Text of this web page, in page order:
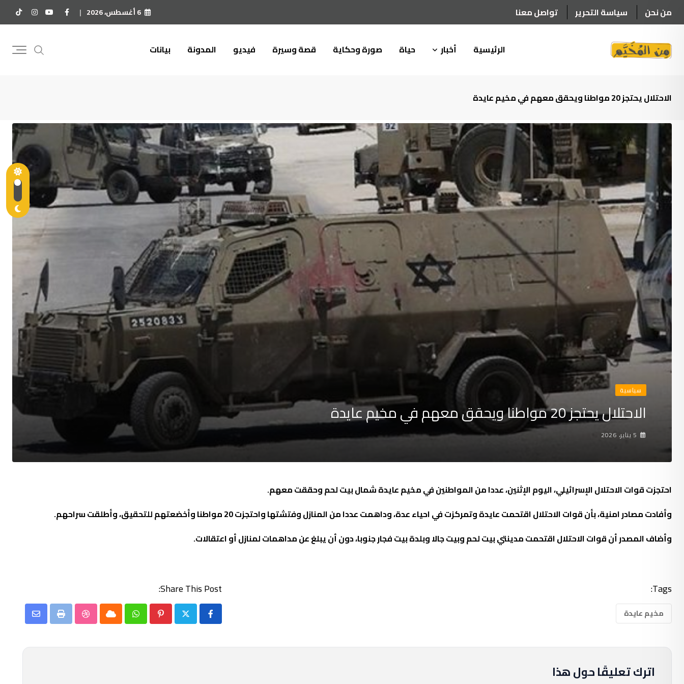
to
من نحن سياسة التحرير تواصل معنا 6 أغسطس، 2026
الرئيسية أخبار حياة صورة وحكاية قصة وسيرة فيديو المدونة بيانات
الاحتلال يحتجز 20 مواطنا ويحقق معهم في مخيم عايدة
سياسية
الاحتلال يحتجز 20 مواطنا ويحقق معهم في مخيم عايدة
5 يناير، 2026
احتجزت قوات الاحتلال الإسرائيلي، اليوم الإثنين، عددا من المواطنين في مخيم عايدة شمال بيت لحم وحققت معهم.
وأفادت مصادر امنية، بأن قوات الاحتلال اقتحمت عايدة وتمركزت في احياء عدة، وداهمت عددا من المنازل وفتشتها واحتجزت 20 مواطنا وأخضعتهم للتحقيق، وأطلقت سراحهم.
وأضاف المصدر أن قوات الاحتلال اقتحمت مدينتي بيت لحم وبيت جالا وبلدة بيت فجار جنوبا، دون أن يبلغ عن مداهمات لمنازل أو اعتقالات.
Tags:
مخيم عايدة
Share This Post:
Pinterest
Whatsapp
Cloud
StumbleUpon
Print
Share
Email
اترك تعليقًا حول هذا